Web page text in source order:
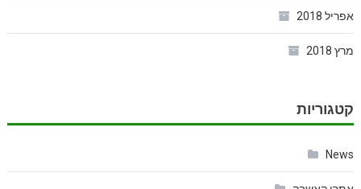
אפריל 2018
מרץ 2018
קטגוריות
News